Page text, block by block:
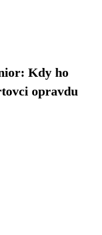
Kdy ho
opravdu